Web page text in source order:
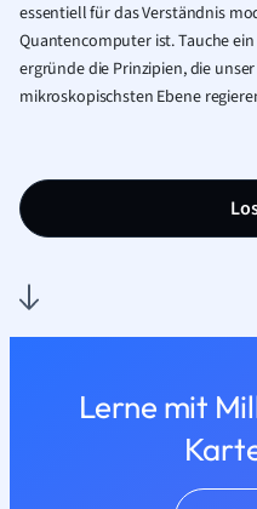
essentiell für das Verständnis
Quantencomputer ist. Tauche
ergründe die Prinzipien, die
mikroskopischsten Ebene
Lerne mit